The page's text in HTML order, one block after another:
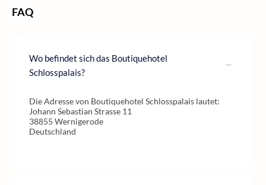
FAQ
Wo befindet sich das Boutiquehotel
Schlosspalais?
Die Adresse von Boutiquehotel Schlosspalais lautet:
Johann Sebastian Strasse 11
38855 Wernigerode
Deutschland